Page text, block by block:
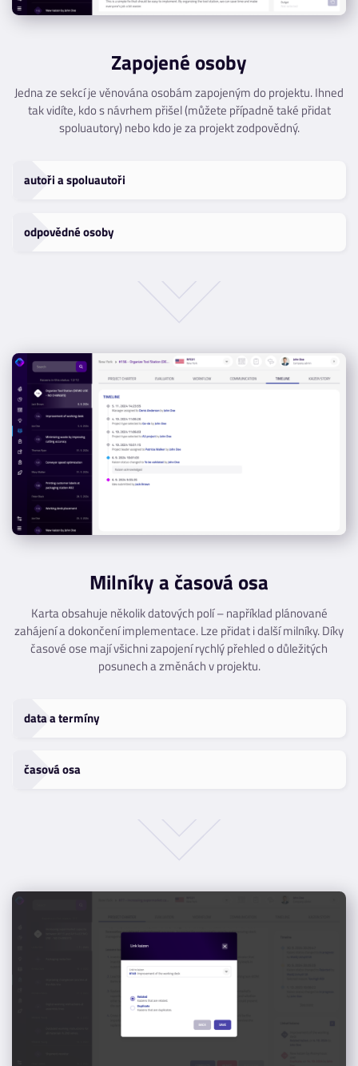
Zapojené osoby
Jedna ze sekcí je věnována osobám zapojeným do projektu. Ihned
tak vidíte, kdo s návrhem přišel (můžete případně také přidat
spoluautory) nebo kdo je za projekt zodpovědný.
autoři a spoluautoři
odpovědné osoby
Milníky a časová osa
Karta obsahuje několik datových polí – například plánované
zahájení a dokončení implementace. Lze přidat i další milníky. Díky
časové ose mají všichni zapojení rychlý přehled o důležitých
posunech a změnách v projektu.
data a termíny
časová osa